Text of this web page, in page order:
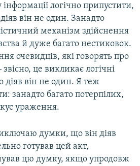
логічно припустити,
він не один. Занадто
механізм здійснення
й дуже багато нестиковок.
очевидців, які говорять про
це викликає логічні
він не один. Я теж
занадто багато потерпілих,
ураження.
думки, що він діяв
готував цей акт,
цю думку, якщо упродовж